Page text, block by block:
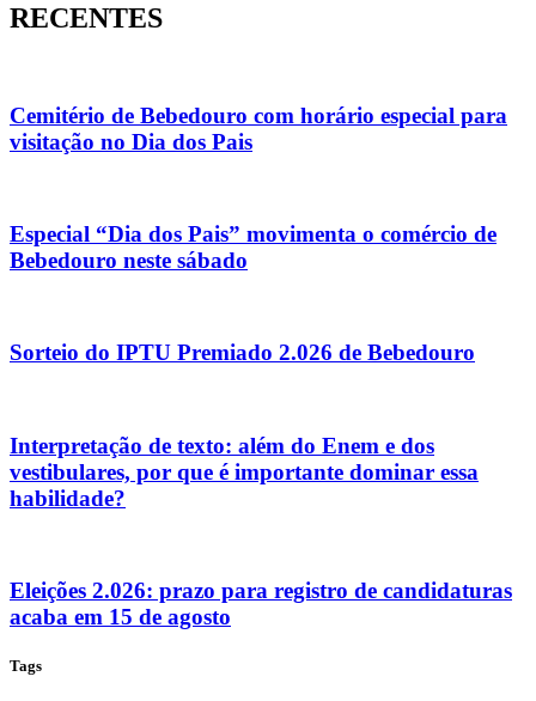
RECENTES
Cemitério de Bebedouro com horário especial para
visitação no Dia dos Pais
Especial “Dia dos Pais” movimenta o comércio de
Bebedouro neste sábado
Sorteio do IPTU Premiado 2.026 de Bebedouro
Interpretação de texto: além do Enem e dos
vestibulares, por que é importante dominar essa
habilidade?
Eleições 2.026: prazo para registro de candidaturas
acaba em 15 de agosto
Tags